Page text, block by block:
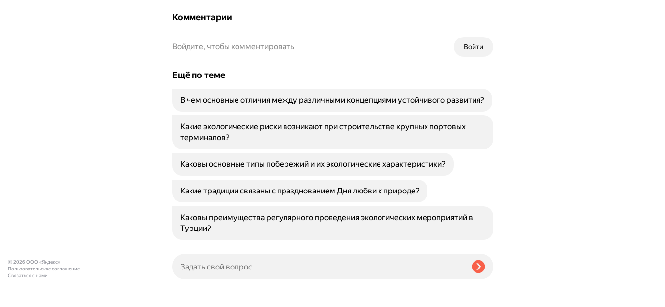
Комментарии
Войти
Войдите, чтобы комментировать
Ещё по теме
В чем основные отличия между различными концепциями устойчивого развития?
Какие экологические риски возникают при строительстве крупных портовых
терминалов?
Каковы основные типы побережий и их экологические характеристики?
Какие традиции связаны с празднованием Дня любви к природе?
Каковы преимущества регулярного проведения экологических мероприятий в
Турции?
© 2026 ООО «Яндекс»
Пользовательское соглашение
Связаться с нами